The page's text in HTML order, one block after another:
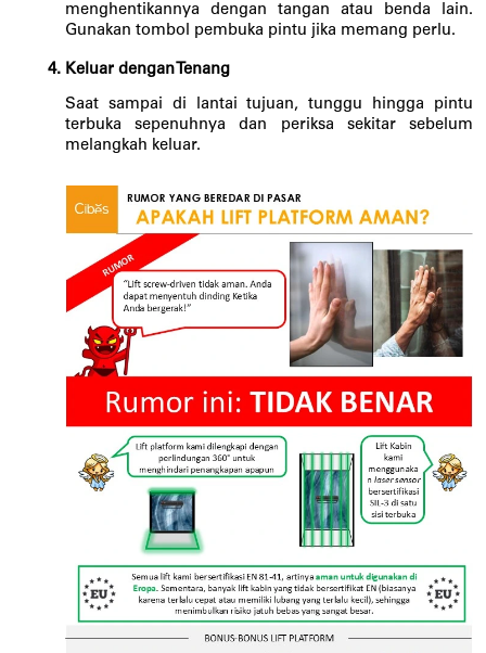
menghentikannya dengan tangan atau benda lain.
Gunakan tombol pembuka pintu jika memang perlu.
Keluar dengan Tenang
Saat sampai di lantai tujuan, tunggu hingga pintu
terbuka sepenuhnya dan periksa sekitar sebelum
melangkah keluar.